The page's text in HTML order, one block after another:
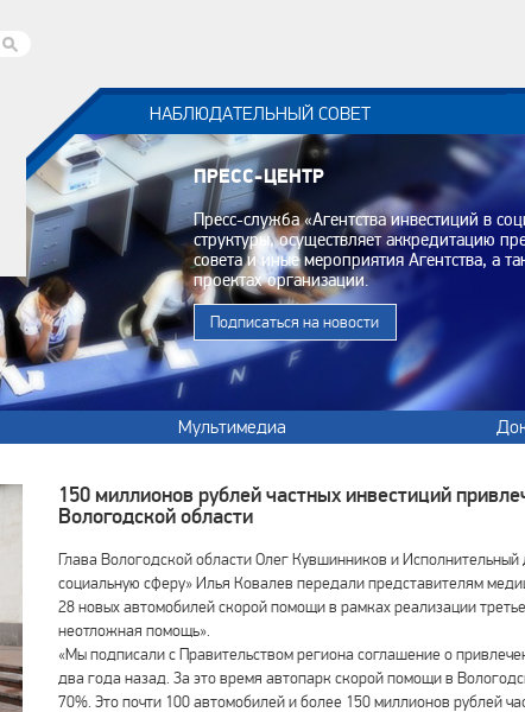
НАБЛЮДАТЕЛЬНЫЙ СОВЕТ
ПРЕСС-ЦЕНТР
Пресс-служба «Агентства инвестиций в
структуры, осуществляет аккредитацию
совета и иные мероприятия Агентства, а
проектах организации.
Подписаться на новости
Мультимедиа
150 миллионов рублей частных инвестиций
Вологодской области
Глава Вологодской области Олег Кувшинников и
социальную сферу» Илья Ковалев передали представителям
28 новых автомобилей скорой помощи в рамках реализации
неотложная помощь».
«Мы подписали с Правительством региона соглашение о
два года назад. За это время автопарк скорой помощи в
70%. Это почти 100 автомобилей и более 150 миллионов рублей